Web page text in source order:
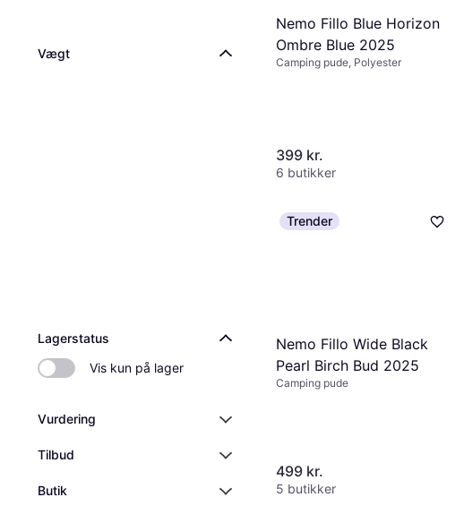
Vægt
Lagerstatus
Vis kun på lager
Vurdering
Tilbud
Butik
Nemo Fillo Blue Horizon
Ombre Blue 2025
Camping pude, Polyester
399 kr.
6 butikker
Trender
Nemo Fillo Wide Black
Pearl Birch Bud 2025
Camping pude
499 kr.
5 butikker